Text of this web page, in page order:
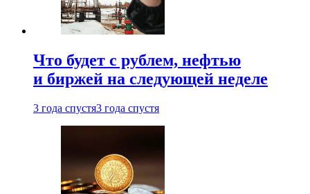
Что будет с рублем, нефтью
и биржей на следующей неделе
3 года спустя3 года спустя